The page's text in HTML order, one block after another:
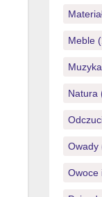
Meble
Muzyka
Natura
Owady
Owoce